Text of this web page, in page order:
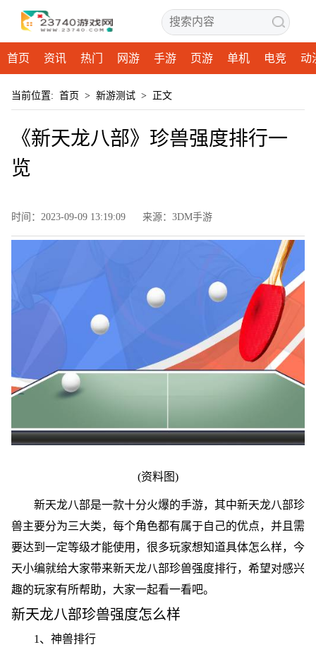
首页 资讯 热门 网游 手游 页游 单机 电竞 动
当前位置: 首页 > 新游测试 > 正文
《新天龙八部》珍兽强度排行一
览
时间：2023-09-09 13:19:09 来源：3DM手游
(资料图)
新天龙八部是一款十分火爆的手游，其中新天龙八部珍
兽主要分为三大类，每个角色都有属于自己的优点，并且需
要达到一定等级才能使用，很多玩家想知道具体怎么样，今
天小编就给大家带来新天龙八部珍兽强度排行，希望对感兴
趣的玩家有所帮助，大家一起看一看吧。
新天龙八部珍兽强度怎么样
1、神兽排行